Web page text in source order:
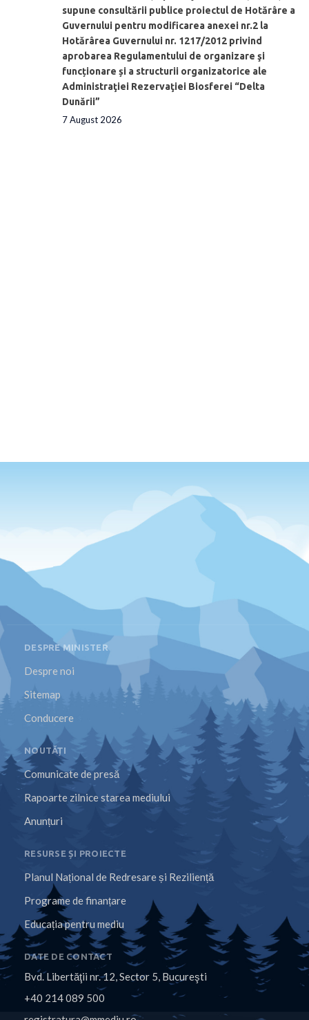
supune consultării publice proiectul de Hotărâre a
Guvernului pentru modificarea anexei nr.2 la
Hotărârea Guvernului nr. 1217/2012 privind
aprobarea Regulamentului de organizare şi
funcționare și a structurii organizatorice ale
Administraţiei Rezervaţiei Biosferei “Delta
Dunării”
7 August 2026
DESPRE MINISTER
Despre noi
Sitemap
Conducere
NOUTĂȚI
Comunicate de presă
Rapoarte zilnice starea mediului
Anunțuri
RESURSE ȘI PROIECTE
Planul Național de Redresare și Reziliență
Programe de finanțare
Educația pentru mediu
DATE DE CONTACT
Bvd. Libertăţii nr. 12, Sector 5, Bucureşti
+40 214 089 500